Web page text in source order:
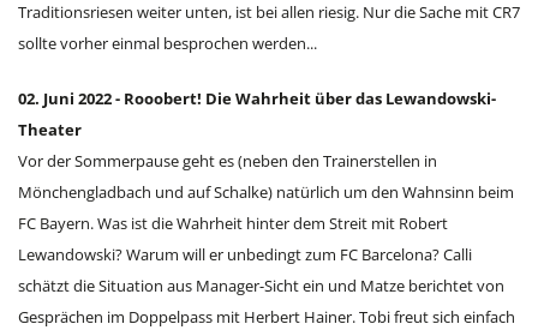
Traditionsriesen weiter unten, ist bei allen riesig. Nur die Sache mit CR7
sollte vorher einmal besprochen werden...
02. Juni 2022 - Rooobert! Die Wahrheit über das Lewandowski-
Theater
Vor der Sommerpause geht es (neben den Trainerstellen in
Mönchengladbach und auf Schalke) natürlich um den Wahnsinn beim
FC Bayern. Was ist die Wahrheit hinter dem Streit mit Robert
Lewandowski? Warum will er unbedingt zum FC Barcelona? Calli
schätzt die Situation aus Manager-Sicht ein und Matze berichtet von
Gesprächen im Doppelpass mit Herbert Hainer. Tobi freut sich einfach